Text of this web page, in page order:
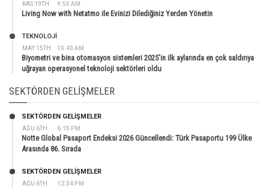
KAS 19TH 9:50 AM
Living Now with Netatmo ile Evinizi Dilediğiniz Yerden Yönetin
MAY 15TH 10:40 AM
TEKNOLOJİ
Biyometri ve bina otomasyon sistemleri 2025’in ilk aylarında en çok saldırıya
uğrayan operasyonel teknoloji sektörleri oldu
SEKTÖRDEN GELIŞMELER
AĞU 6TH 6:15 PM
SEKTÖRDEN GELIŞMELER
Notte Global Pasaport Endeksi 2026 Güncellendi: Türk Pasaportu 199 Ülke
Arasında 86. Sırada
AĞU 6TH 12:34 PM
SEKTÖRDEN GELIŞMELER